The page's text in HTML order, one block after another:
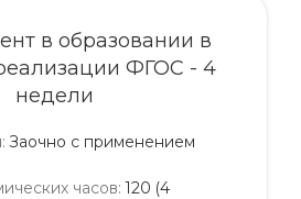
в образовании в
ФГОС - 4
недели
: Заочно с применением
часов: 120 (4